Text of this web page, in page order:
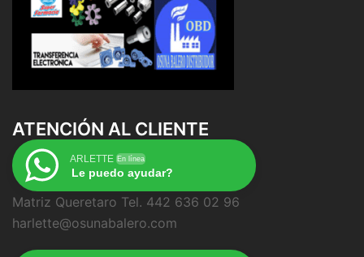
ATENCIÓN AL CLIENTE
ARLETTE En línea
Le puedo ayudar?
Matriz Queretaro Tel. 442 636 02 96
harlette@osunabalero.com